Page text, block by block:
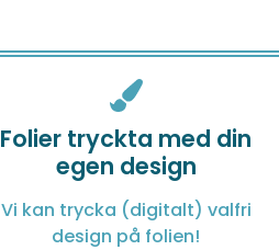
Folier tryckta med din
egen design
Vi kan trycka (digitalt) valfri
design på folien!